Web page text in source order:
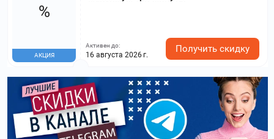
%
АКЦИЯ
Активен до:
16 августа 2026 г.
Получить скидку